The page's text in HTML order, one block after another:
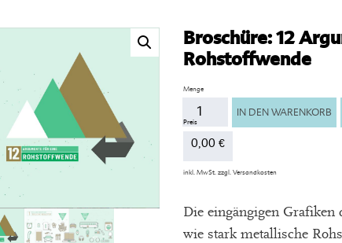
Broschüre: 12
Rohstoffwende
Anzahl
IN DEN WARENKORB
0,00 €
inkl. MwSt. zzgl. Versandkosten
Die eingängigen
wie stark metallische